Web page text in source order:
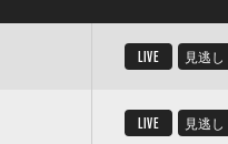
LIVE 見逃し
LIVE 見逃し